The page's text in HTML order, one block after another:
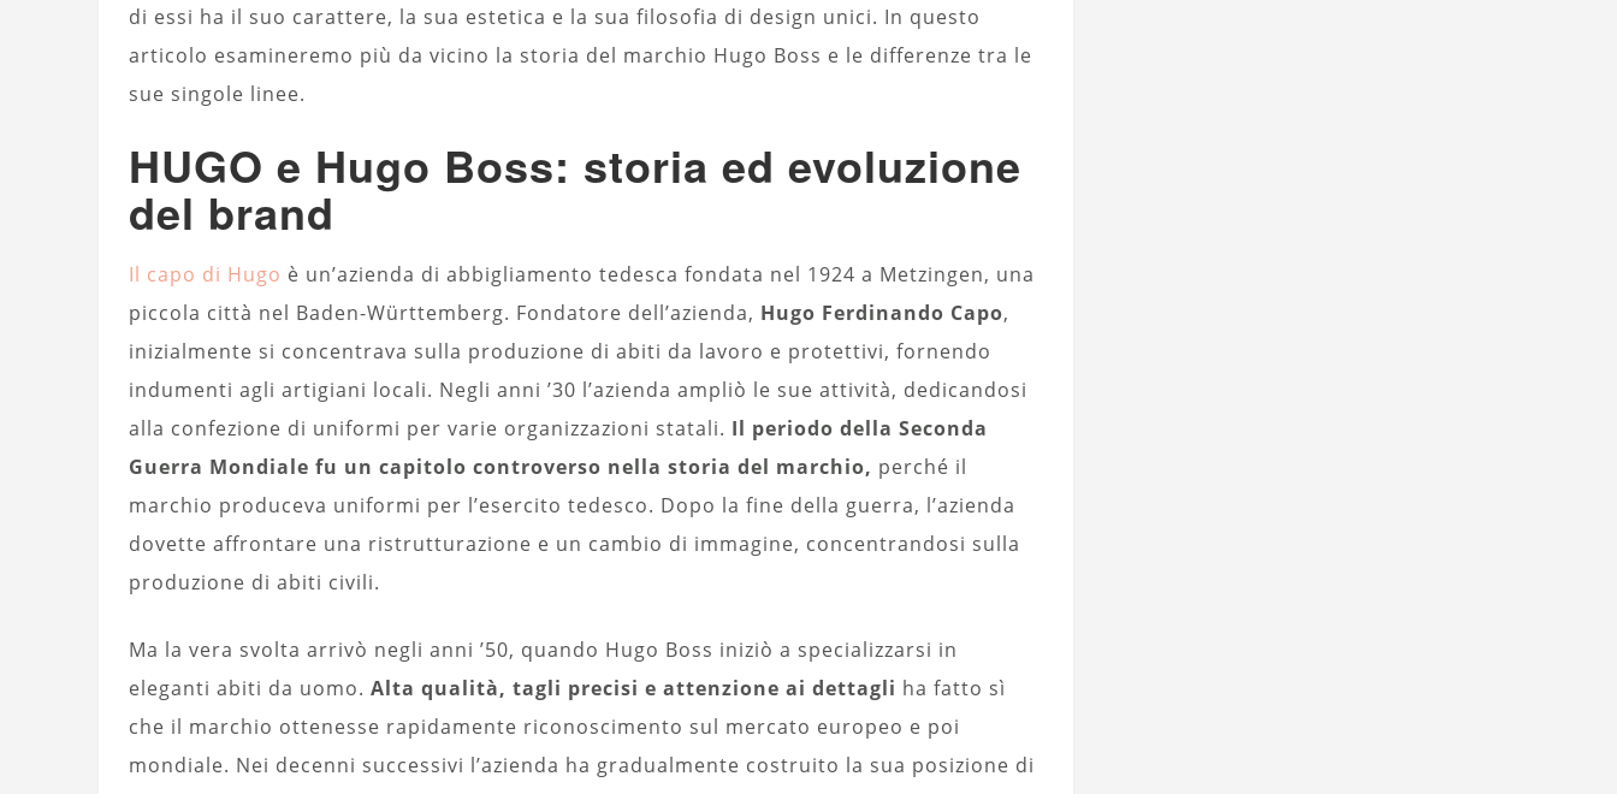
di essi ha il suo carattere, la sua estetica e la sua filosofia di design unici. In questo
articolo esamineremo più da vicino la storia del marchio Hugo Boss e le differenze tra le
sue singole linee.
HUGO e Hugo Boss: storia ed evoluzione
del brand
Il capo di Hugo è un’azienda di abbigliamento tedesca fondata nel 1924 a Metzingen, una
piccola città nel Baden-Württemberg. Fondatore dell’azienda, Hugo Ferdinando Capo,
inizialmente si concentrava sulla produzione di abiti da lavoro e protettivi, fornendo
indumenti agli artigiani locali. Negli anni ’30 l’azienda ampliò le sue attività, dedicandosi
alla confezione di uniformi per varie organizzazioni statali. Il periodo della Seconda
Guerra Mondiale fu un capitolo controverso nella storia del marchio, perché il
marchio produceva uniformi per l’esercito tedesco. Dopo la fine della guerra, l’azienda
dovette affrontare una ristrutturazione e un cambio di immagine, concentrandosi sulla
produzione di abiti civili.
Ma la vera svolta arrivò negli anni ’50, quando Hugo Boss iniziò a specializzarsi in
eleganti abiti da uomo. Alta qualità, tagli precisi e attenzione ai dettagli ha fatto sì
che il marchio ottenesse rapidamente riconoscimento sul mercato europeo e poi
mondiale. Nei decenni successivi l’azienda ha gradualmente costruito la sua posizione di